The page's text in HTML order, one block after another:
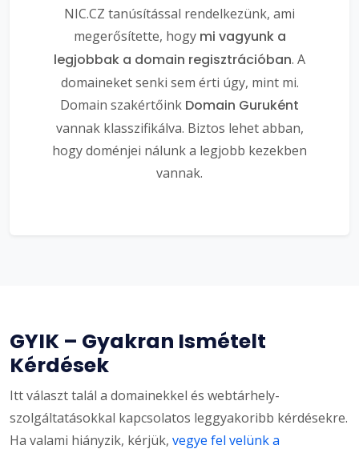
NIC.CZ tanúsítással rendelkezünk, ami
megerősítette, hogy mi vagyunk a
legjobbak a domain regisztrációban. A
domaineket senki sem érti úgy, mint mi.
Domain szakértőink Domain Guruként
vannak klasszifikálva. Biztos lehet abban,
hogy doménjei nálunk a legjobb kezekben
vannak.
GYIK – Gyakran Ismételt
Kérdések
Itt választ talál a domainekkel és webtárhely-
szolgáltatásokkal kapcsolatos leggyakoribb kérdésekre.
Ha valami hiányzik, kérjük, vegye fel velünk a